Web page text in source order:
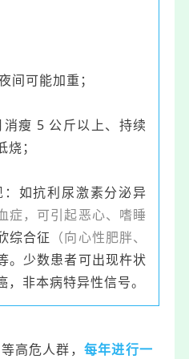
间可能加重；
瘦 5 公斤以上、持续
；
如抗利尿激素分泌异
症，可引起恶心、嗜睡
综合征 （向心性肥胖、
。少数患者可出现杵状
非本病特异性信号。
高危人群， 每年进行一